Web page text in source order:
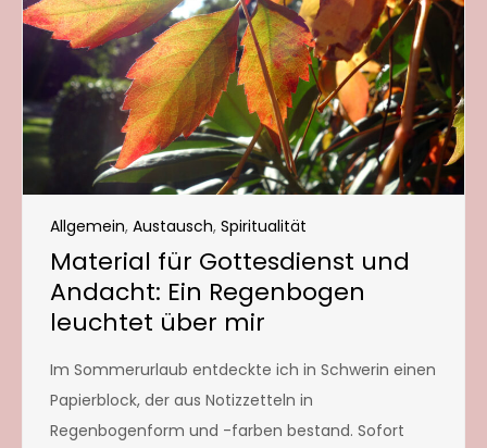
Allgemein, Austausch, Spiritualität
Material für Gottesdienst und
Andacht: Ein Regenbogen
leuchtet über mir
Im Sommerurlaub entdeckte ich in Schwerin einen
Papierblock, der aus Notizzetteln in
Regenbogenform und -farben bestand. Sofort